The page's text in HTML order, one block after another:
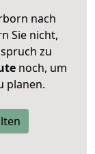
nach
Sie nicht,
zu
noch, um
planen.